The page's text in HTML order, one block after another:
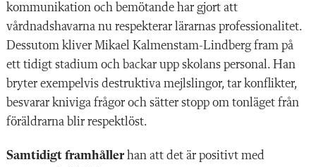
kommunikation och bemötande har gjort att
vårdnadshavarna nu respekterar lärarnas professionalitet.
Dessutom kliver Mikael Kalmenstam-Lindberg fram på
ett tidigt stadium och backar upp skolans personal. Han
bryter exempelvis destruktiva mejlslingor, tar konflikter,
besvarar kniviga frågor och sätter stopp om tonläget från
föräldrarna blir respektlöst.
Samtidigt framhåller han att det är positivt med